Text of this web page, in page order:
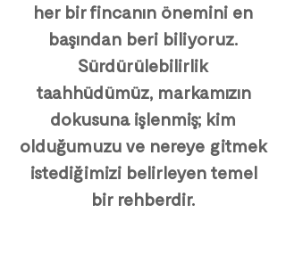
her bir fincanın önemini en
başından beri biliyoruz.
Sürdürülebilirlik
taahhüdümüz, markamızın
dokusuna işlenmiş; kim
olduğumuzu ve nereye gitmek
istediğimizi belirleyen temel
bir rehberdir.